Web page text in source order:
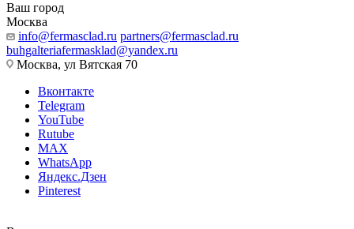
Ваш город
Москва
info@fermasclad.ru partners@fermasclad.ru
buhgalteriafermasklad@yandex.ru
Москва, ул Вятская 70
Вконтакте
Telegram
YouTube
Rutube
MAX
WhatsApp
Яндекс.Дзен
Pinterest